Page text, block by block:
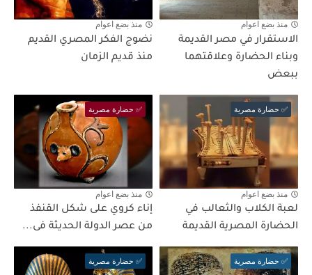
منذ بضع اعوام
الاستقرار في مصر القديمة
وبناء الحضارة وعلاقتهما
ببعض
منذ بضع اعوام
نضوج الفكر المصري القديم
منذ قديم الزمان
✅ حضارة مصرية
منذ بضع اعوام
لعبة الكلاب والثعالب في
الحضارة المصرية القديمة
✅ حضارة مصرية
منذ بضع اعوام
إناء كروي على شكل القنفذ
من عصر الدولة الحديثة فى...
✅ حضارة مصرية ✅ حضارة مصرية